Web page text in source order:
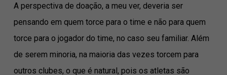
A perspectiva de doação, a meu ver, deveria ser
pensando em quem torce para o time e não para quem
torce para o jogador do time, no caso seu familiar. Além
de serem minoria, na maioria das vezes torcem para
outros clubes, o que é natural, pois os atletas são